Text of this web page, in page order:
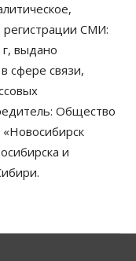
из-за засухи
Владимира
регистрации СМИ:
выдано
сфере связи,
Общество
и